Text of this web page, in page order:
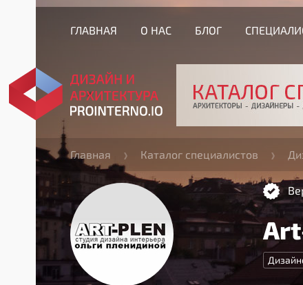
ГЛАВНАЯ О НАС БЛОГ
Главная Каталог специалистов